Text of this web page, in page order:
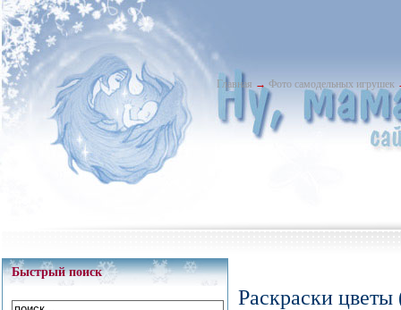
Главная → Фото самодельных игрушек
Быстрый поиск
Раскраски цветы